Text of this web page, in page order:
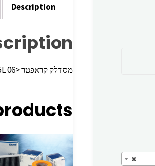
Description
מס דלק קראפטר <2.5L 06 דיזל
×